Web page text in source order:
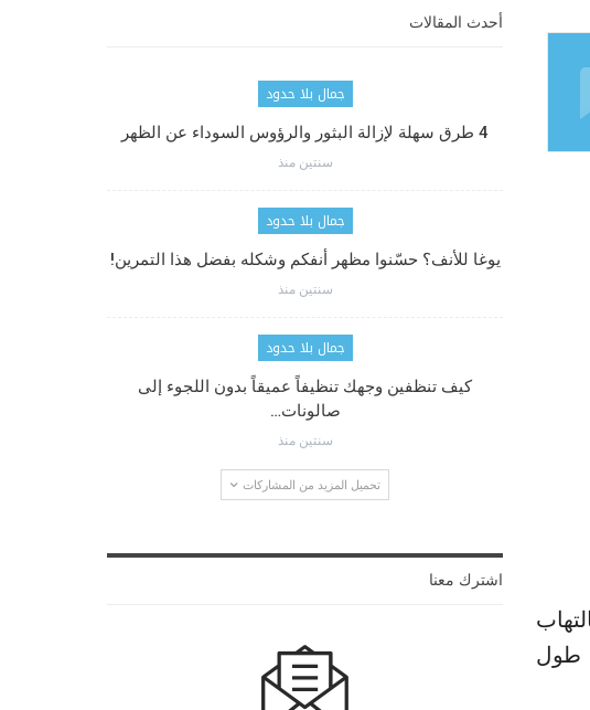
طول
أحدث المقالات
جمال بلا حدود
4 طرق سهلة لإزالة البثور والرؤوس السوداء عن الظهر
سنتين منذ
جمال بلا حدود
يوغا للأنف؟ حسّنوا مظهر أنفكم وشكله بفضل هذا التمرين!
سنتين منذ
جمال بلا حدود
كيف تنظفين وجهك تنظيفاً عميقاً بدون اللجوء إلى
صالونات…
سنتين منذ
تحميل المزيد من المشاركات
اشترك معنا